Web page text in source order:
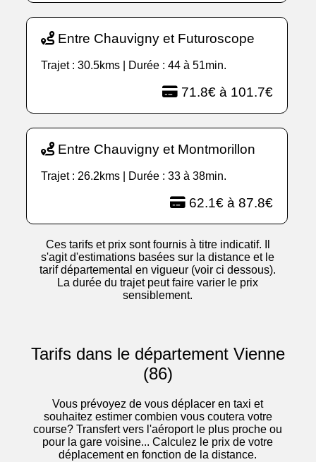
Entre Chauvigny et Futuroscope
Trajet : 30.5kms | Durée : 44 à 51min.
71.8€ à 101.7€
Entre Chauvigny et Montmorillon
Trajet : 26.2kms | Durée : 33 à 38min.
62.1€ à 87.8€
Ces tarifs et prix sont fournis à titre indicatif. Il
s'agit d'estimations basées sur la distance et le
tarif départemental en vigueur (voir ci dessous).
La durée du trajet peut faire varier le prix
sensiblement.
Tarifs dans le département Vienne
(86)
Vous prévoyez de vous déplacer en taxi et
souhaitez estimer combien vous coutera votre
course? Transfert vers l'aéroport le plus proche ou
pour la gare voisine... Calculez le prix de votre
déplacement en fonction de la distance.